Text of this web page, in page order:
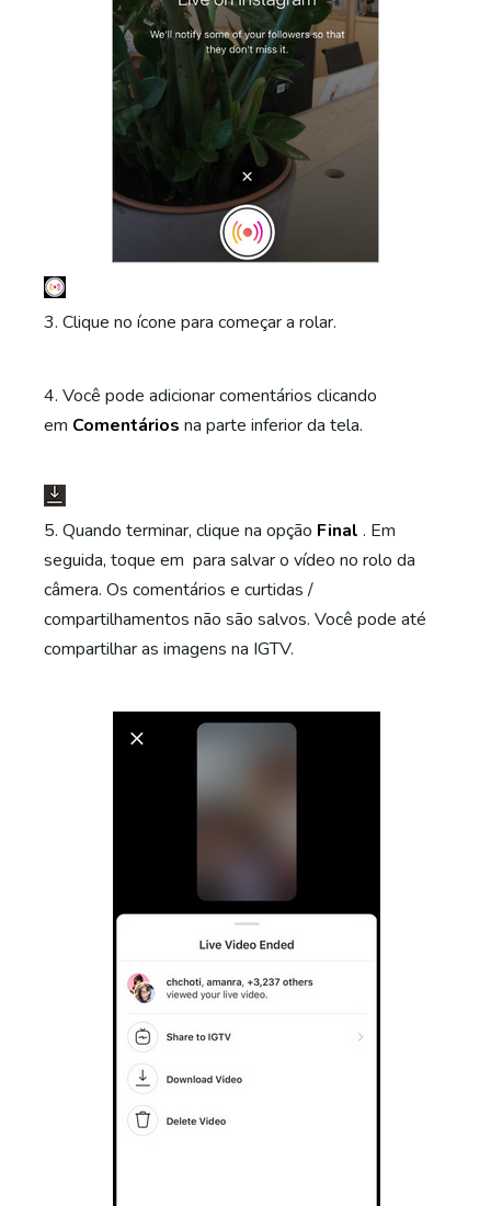
3. Clique no ícone para começar a rolar.
4. Você pode adicionar comentários clicando
em Comentários na parte inferior da tela.
5. Quando terminar, clique na opção Final . Em
seguida, toque em para salvar o vídeo no rolo da
câmera. Os comentários e curtidas /
compartilhamentos não são salvos. Você pode até
compartilhar as imagens na IGTV.